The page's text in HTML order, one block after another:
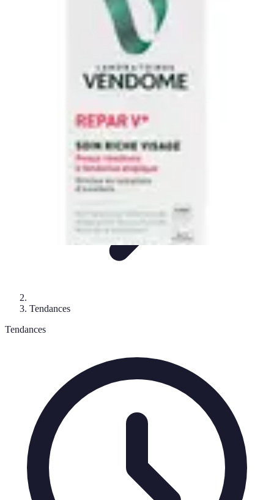
Tendances CollectionAchat
Montres Rares Collection
Tendances
Tendances